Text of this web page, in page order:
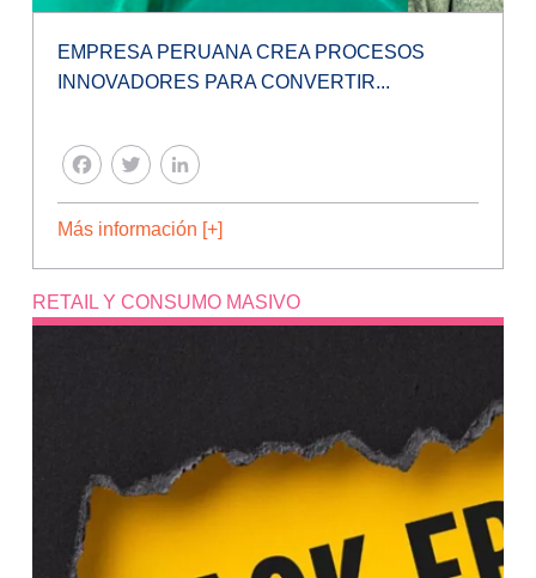
EMPRESA PERUANA CREA PROCESOS
INNOVADORES PARA CONVERTIR...
FACEBOOK
TWITTER
Más información [+]
RETAIL Y CONSUMO MASIVO